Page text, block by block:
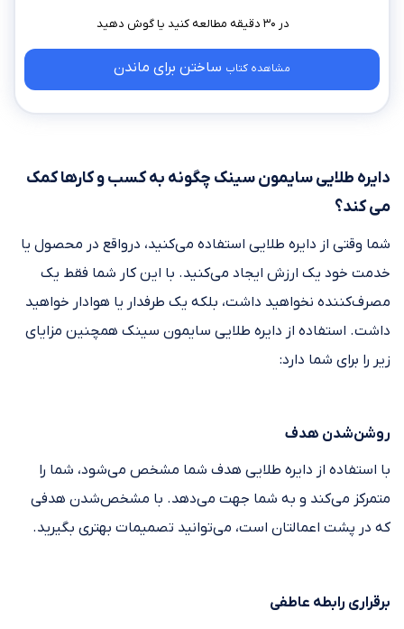
در ۳۰ دقیقه مطالعه کنید
مشاهده کتاب ساختن برای ماندن
دایره طلایی سایمون سینک چگونه به کسب و کارها کمک
می‌ کند؟
شما وقتی از دایره طلایی استفاده می‌کنید، درواقع در محصول یا
خدمت خود یک ارزش ایجاد می‌کنید. با این کار شما فقط یک
مصرف‌کننده نخواهید داشت، بلکه یک طرفدار یا هوادار خواهید
داشت. استفاده از دایره طلایی سایمون سینک همچنین مزایای
زیر را برای شما دارد:
روشن‌شدن هدف
با استفاده از دایره طلایی هدف شما مشخص می‌شود، شما را
متمرکز می‌کند و به شما جهت می‌دهد. با مشخص‌شدن هدفی
که در پشت اعمالتان است، می‌توانید تصمیمات بهتری بگیرید.
برقراری رابطه عاطفی